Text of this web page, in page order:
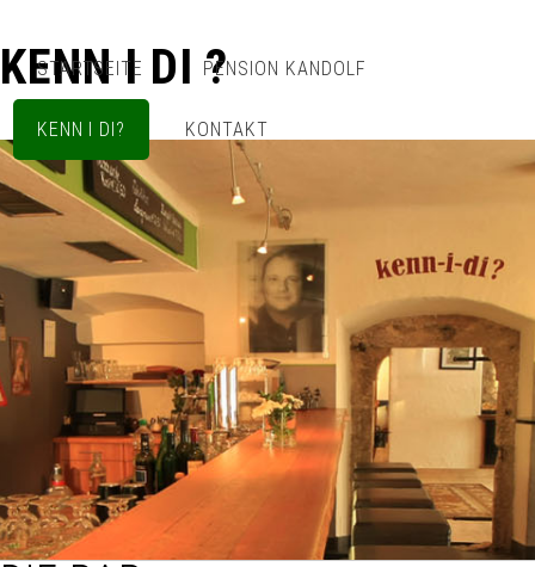
KENN I DI ?
STARTSEITE PENSION KANDOLF
KENN I DI? KONTAKT